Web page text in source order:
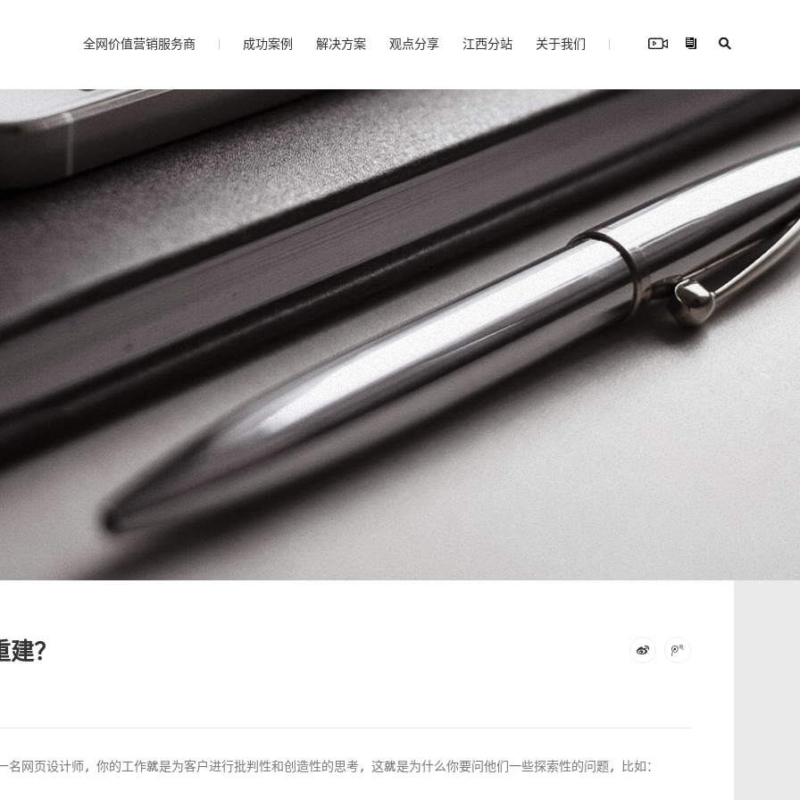
全网价值营销服务商 成功案例 解决方案 观点分享 江西分站 关于我们
？
网页设计师，你的工作就是为客户进行批判性和创造性的思考，这就是为什么你要问他们一些探索性的问题，比如：